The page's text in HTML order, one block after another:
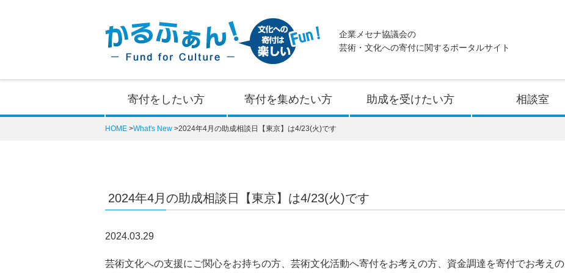
企業メセナ協議会の
芸術・文化への寄付に関するポータルサイト
寄付をしたい方 寄付を集めたい方 助成を受けたい方 相談室
HOME What's New 2024年4月の助成相談日【東京】は4/23(火)です
2024年4月の助成相談日【東京】は4/23(火)です
2024.03.29
芸術文化への支援にご関心をお持ちの方、芸術文化活動へ寄付をお考えの方、資金調達を寄付でお考えの